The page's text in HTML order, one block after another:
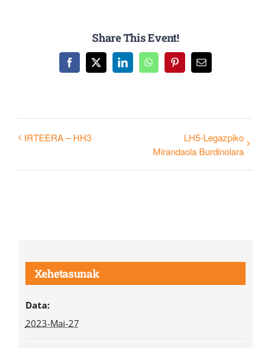
Share This Event!
Facebook
X LinkedInWhatsAppPinterestEmail
IRTEERA – HH3
LH5-Legazpiko
Mirandaola Burdinolara
Xehetasunak
Data:
2023-Mai-27